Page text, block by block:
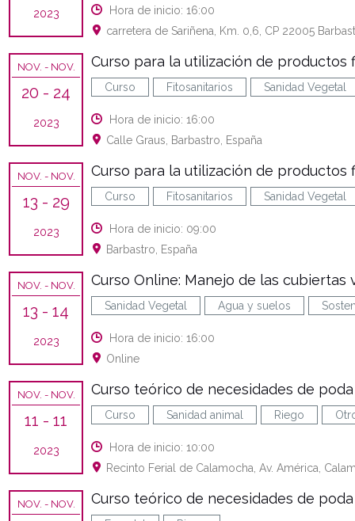
2023
Hora de inicio: 16:00
carretera de Sariñena, Km. 0,6, CP 22005
NOV. - NOV.
20 - 24
2023
Curso para la utilización de productos
Curso Fitosanitarios Sanidad Vegetal
Hora de inicio: 16:00
Calle Graus, Barbastro, España
NOV. - NOV.
13 - 29
2023
Curso para la utilización de productos
Curso Fitosanitarios Sanidad Vegetal
Hora de inicio: 09:00
Barbastro, España
NOV. - NOV.
13 - 14
2023
Curso Online: Manejo de las
Sanidad Vegetal Agua y suelos
Hora de inicio: 16:00
Online
NOV. - NOV.
11 - 11
2023
Curso teórico de necesidades de
Curso Sanidad animal Riego
Hora de inicio: 10:00
Recinto Ferial de Calamocha, Av. América,
NOV. - NOV. Curso teórico de necesidades de